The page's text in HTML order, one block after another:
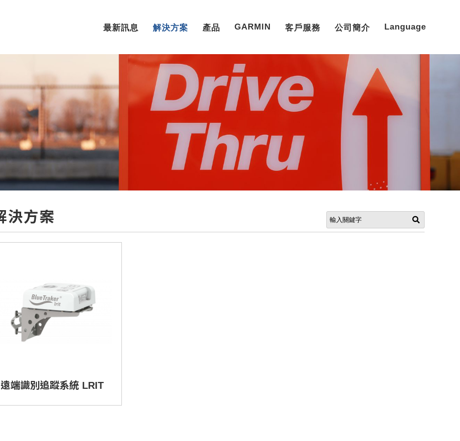
最新訊息 解決方案 產品 GARMIN 客戶服務 公司簡介 Language
解決方案
遠端識別追蹤系統 LRIT